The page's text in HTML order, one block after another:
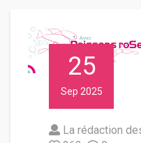
25
Sep 2025
La rédaction